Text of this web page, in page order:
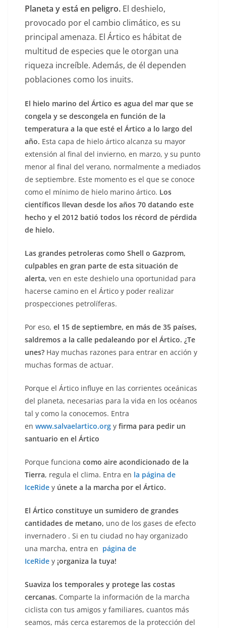
Planeta y está en peligro. El deshielo,
provocado por el cambio climático, es su
principal amenaza. El Ártico es hábitat de
multitud de especies que le otorgan una
riqueza increíble. Además, de él dependen
poblaciones como los inuits.
El hielo marino del Ártico es agua del mar que se
congela y se descongela en función de la
temperatura a la que esté el Ártico a lo largo del
año. Esta capa de hielo ártico alcanza su mayor
extensión al final del invierno, en marzo, y su punto
menor al final del verano, normalmente a mediados
de septiembre. Este momento es el que se conoce
como el mínimo de hielo marino ártico. Los
científicos llevan desde los años 70 datando este
hecho y el 2012 batió todos los récord de pérdida
de hielo.
Las grandes petroleras como Shell o Gazprom,
culpables en gran parte de esta situación de
alerta, ven en este deshielo una oportunidad para
hacerse camino en el Ártico y poder realizar
prospecciones petrolíferas.
Por eso, el 15 de septiembre, en más de 35 países,
saldremos a la calle pedaleando por el Ártico. ¿Te
unes? Hay muchas razones para entrar en acción y
muchas formas de actuar.
Porque el Ártico influye en las corrientes oceánicas
del planeta, necesarias para la vida en los océanos
tal y como la conocemos. Entra
en www.salvaelartico.org y firma para pedir un
santuario en el Ártico
Porque funciona como aire acondicionado de la
Tierra, regula el clima. Entra en la página de
IceRide y únete a la marcha por el Ártico.
El Ártico constituye un sumidero de grandes
cantidades de metano, uno de los gases de efecto
invernadero . Si en tu ciudad no hay organizado
una marcha, entra en página de
IceRide y ¡organiza la tuya!
Suaviza los temporales y protege las costas
cercanas. Comparte la información de la marcha
ciclista con tus amigos y familiares, cuantos más
seamos, más cerca estaremos de la protección del